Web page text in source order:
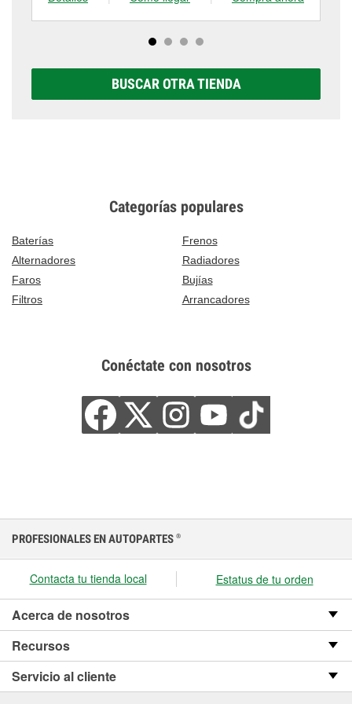
BUSCAR OTRA TIENDA
Categorías populares
Baterías
Frenos
Alternadores
Radiadores
Faros
Bujías
Filtros
Arrancadores
Conéctate con nosotros
PROFESIONALES EN AUTOPARTES ®
Contacta tu tienda local Estatus de tu orden
Acerca de nosotros
Recursos
Servicio al cliente